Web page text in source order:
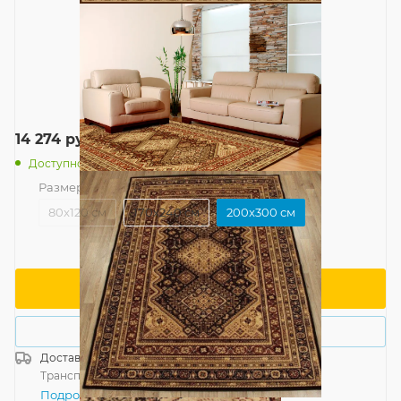
14 274 руб./шт
Доступно: 8
Размер — 200x300 см
80x120 см
170x240 см 200x300 см
В корзину
Купить в 1 клик
ДоставкаРоссия
Транспортной компанией—бесплатно
Подробнее